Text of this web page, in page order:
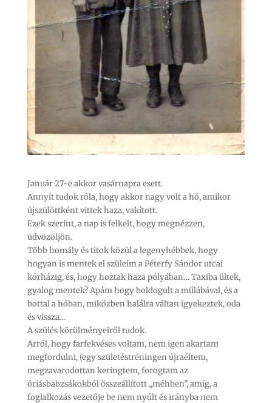
Január 27-e akkor vasárnapra esett.
Annyit tudok róla, hogy akkor nagy volt a hó, amikor
újszülöttként vittek haza, vakított.
Ezek szerint, a nap is felkelt, hogy megnézzen,
üdvözöljön.
Több homály és titok közül a legenyhébbek, hogy
hogyan is mentek el szüleim a Péterfy Sándor utcai
kórházig, és, hogy hoztak haza pólyában… Taxiba ültek,
gyalog mentek? Apám hogy boldogult a műlábával, és a
bottal a hóban, miközben halálra váltan igyekeztek, oda
és vissza…
A szülés körülményeiről tudok.
Arról, hogy farfekvéses voltam, nem igen akartam
megfordulni, (egy születéstréningen újraéltem,
megzavarodottan keringtem, forogtam az
óriásbabzsákokból összeállított „méhben”, amíg, a
foglalkozás vezetője be nem nyúlt és irányba nem